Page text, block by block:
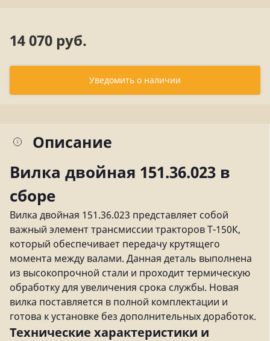
14 070 руб.
Уведомить о наличии
Описание
Вилка двойная 151.36.023 в
сборе
Вилка двойная 151.36.023 представляет собой
важный элемент трансмиссии тракторов Т-150К,
который обеспечивает передачу крутящего
момента между валами. Данная деталь выполнена
из высокопрочной стали и проходит термическую
обработку для увеличения срока службы. Новая
вилка поставляется в полной комплектации и
готова к установке без дополнительных доработок.
Технические характеристики и